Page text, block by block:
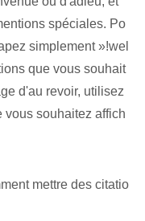
spéciales. Po
simplement ⁤»!wel
que vous ‌souhait
d'au revoir, utilisez
vous souhaitez affich
mettre des citatio